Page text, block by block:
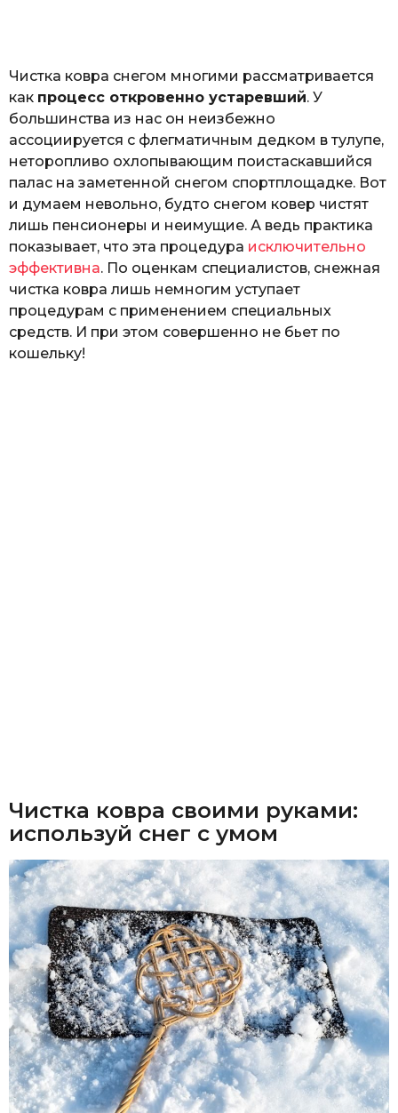
Чистка ковра снегом многими рассматривается
как процесс откровенно устаревший. У
большинства из нас он неизбежно
ассоциируется с флегматичным дедком в тулупе,
неторопливо охлопывающим поистаскавшийся
палас на заметенной снегом спортплощадке. Вот
и думаем невольно, будто снегом ковер чистят
лишь пенсионеры и неимущие. А ведь практика
показывает, что эта процедура исключительно
эффективна. По оценкам специалистов, снежная
чистка ковра лишь немногим уступает
процедурам с применением специальных
средств. И при этом совершенно не бьет по
кошельку!
Чистка ковра своими руками:
используй снег с умом